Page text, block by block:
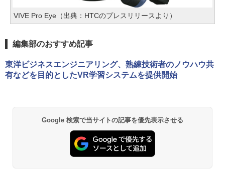
VIVE Pro Eye（出典：HTCのプレスリリースより）
編集部のおすすめ記事
東洋ビジネスエンジニアリング、熟練技術者のノウハウ共
有などを目的としたVR学習システムを提供開始
Google 検索で当サイトの記事を優先表示させる